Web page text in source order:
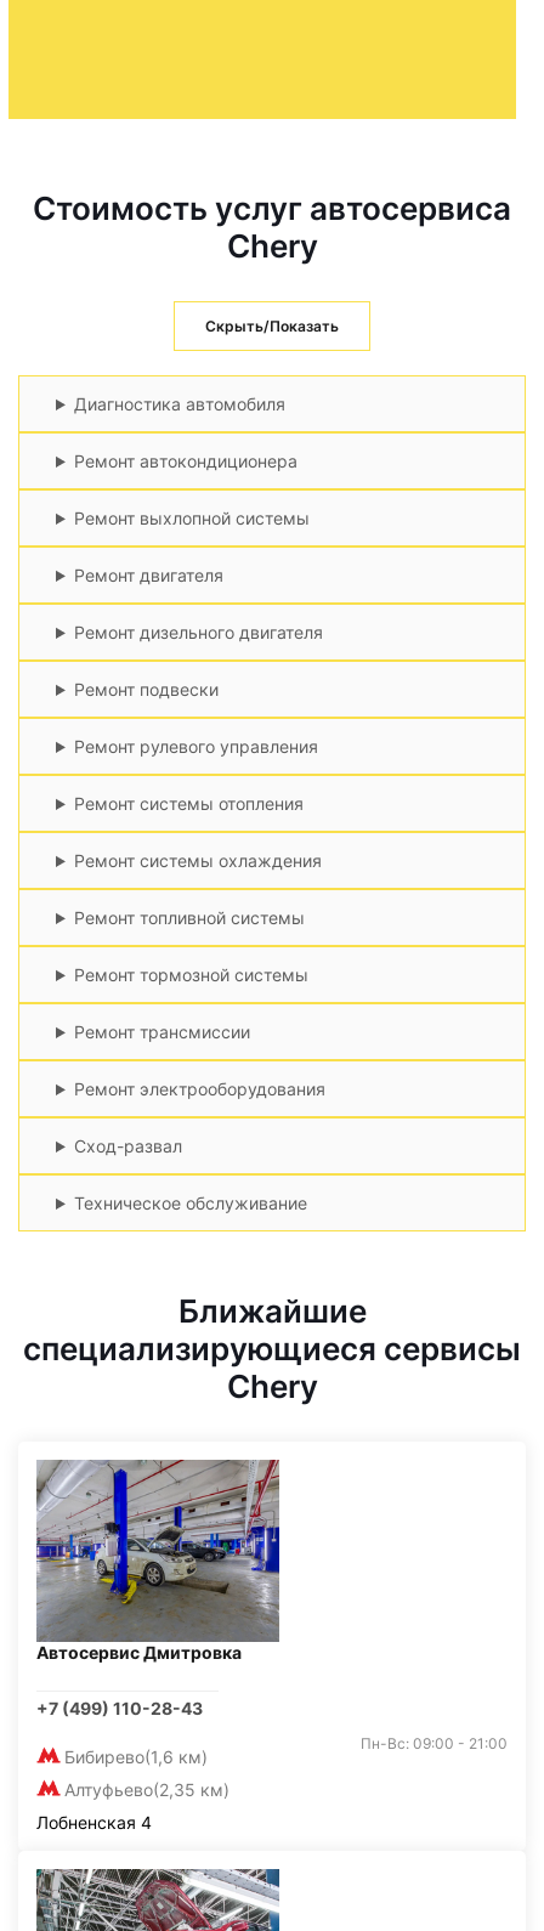
Стоимость услуг автосервиса
Chery
Скрыть/Показать
Диагностика автомобиля
Ремонт автокондиционера
Ремонт выхлопной системы
Ремонт двигателя
Ремонт дизельного двигателя
Ремонт подвески
Ремонт рулевого управления
Ремонт системы отопления
Ремонт системы охлаждения
Ремонт топливной системы
Ремонт тормозной системы
Ремонт трансмиссии
Ремонт электрооборудования
Сход-развал
Техническое обслуживание
Ближайшие
специализирующиеся сервисы
Chery
Автосервис Дмитровка
+7 (499) 110-28-43
Бибирево(1,6 км)
Алтуфьево(2,35 км)
Пн-Вс: 09:00 - 21:00
Лобненская 4